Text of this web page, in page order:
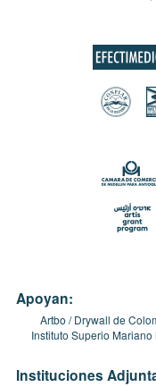
Apoyan:
Artbo Drywall de
Instituto Superio Mariano
Instituciones